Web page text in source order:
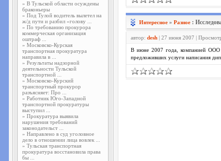
» В Тульской области осуждены
браконьеры
» Под Тулой водитель вылетел на
ж/д пути и разбил «голову ...
» По требованию прокурора
коммерческая организация
оштраф ...
» Московско-Курская
транспортная прокуратура
направила в ...
» Результаты надзорной
деятельности Тульской
транспортной ...
» Московско-Курский
транспортный прокурор
разъясняет: Про ...
» Работник Юго-Западной
транспортной прокуратуры
выступил ...
» Прокуратура выявила
нарушения требований
законодательст ...
» Направлено в суд уголовное
дело в отношении лица вовлек ...
» Тульская транспортная
прокуратура восстановила права
бы ...
Интересное » Разное :
автор: desh | 27 июня 2007 |
В июне 2007 года, компанией ООО
предложивших услуги написания